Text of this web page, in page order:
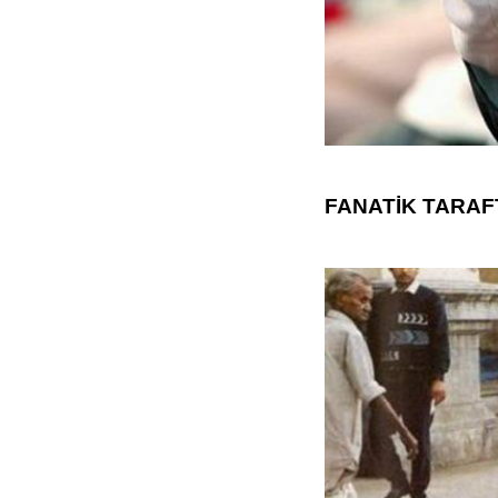
FANATİK